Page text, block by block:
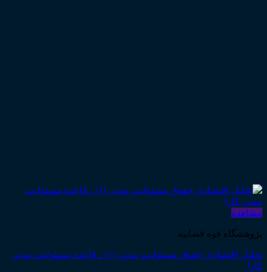
مشاهده
پژوهشگاه قوه قضاییه
تحلیل اقتصادی حقوق مسئولیت مدنی (۱) ـ قاعده مسئولیت مدنی
کارا